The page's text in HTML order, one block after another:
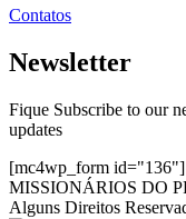
Contatos
Newsletter
Fique Subscribe to our
updates
[mc4wp_form id="136"]
MISSIONÁRIOS DO
Alguns Direitos